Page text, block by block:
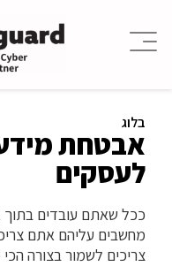
בלוג
אבטחת מידע
לעסקים
ככל שאתם עובדים בתוך
מחשבים עליהם אתם
צריכים לשמור בצורה